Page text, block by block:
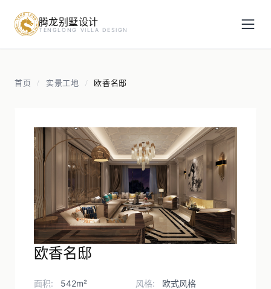
腾龙别墅设计
TENGLONG VILLA DESIGN
首页 / 实景工地 / 欧香名邸
欧香名邸
面积: 542m² 风格: 欧式风格
预约设计咨询
房屋面积（㎡）
立即预约